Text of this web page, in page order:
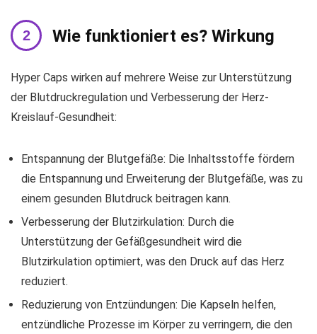
Wie funktioniert es? Wirkung
Hyper Caps wirken auf mehrere Weise zur Unterstützung
der Blutdruckregulation und Verbesserung der Herz-
Kreislauf-Gesundheit:
Entspannung der Blutgefäße: Die Inhaltsstoffe fördern
die Entspannung und Erweiterung der Blutgefäße, was zu
einem gesunden Blutdruck beitragen kann.
Verbesserung der Blutzirkulation: Durch die
Unterstützung der Gefäßgesundheit wird die
Blutzirkulation optimiert, was den Druck auf das Herz
reduziert.
Reduzierung von Entzündungen: Die Kapseln helfen,
entzündliche Prozesse im Körper zu verringern, die den